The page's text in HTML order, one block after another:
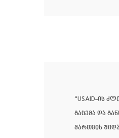
“USAID-ის
გაცემა და
მართვის